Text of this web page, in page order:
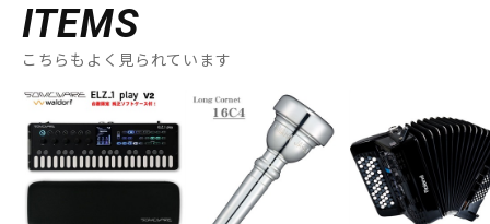
ITEMS
こちらもよく見られています